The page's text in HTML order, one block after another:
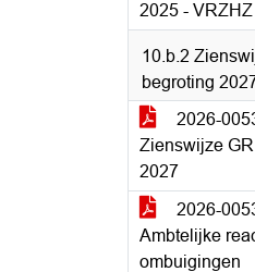
2025 - VRZHZ
10.b.2
begroting
2026-
Zienswijze
2027
2026-
Ambtelijke
ombuigingen